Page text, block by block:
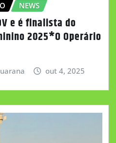
NEWS
e é finalista do
2025*O Operário
out 4, 2025